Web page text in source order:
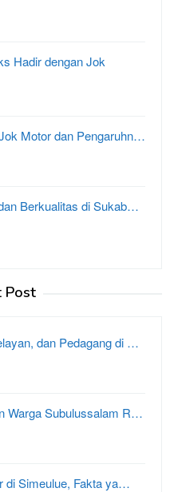
Hadir dengan Jok
Motor dan Pengaruhn…
Berkualitas di Sukab…
Post
dan Pedagang di …
Warga Subulussalam R…
di Simeulue, Fakta ya…